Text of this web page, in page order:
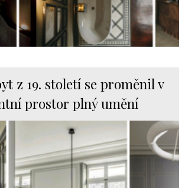
z 19. století se proměnil v
prostor plný umění